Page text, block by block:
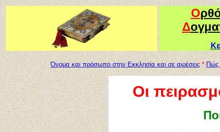
Ο
Δ
Όνομα και πρόσωπο στην Εκκλησία και σε αιρέσεις * Πώς
Οι